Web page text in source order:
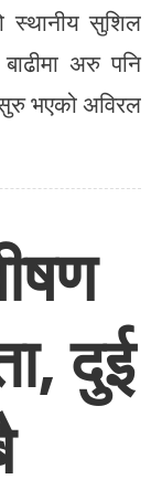
स्थानीय सुशिल
अरु पनि
भएको अविरल
दुई